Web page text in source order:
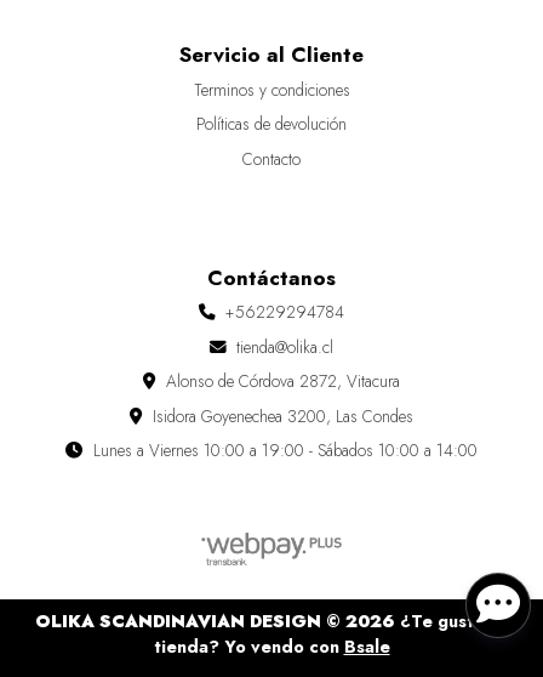
Servicio al Cliente
Terminos y condiciones
Políticas de devolución
Contacto
Contáctanos
+56229294784
tienda@olika.cl
Alonso de Córdova 2872, Vitacura
Isidora Goyenechea 3200, Las Condes
Lunes a Viernes 10:00 a 19:00 - Sábados 10:00 a 14:00
OLIKA SCANDINAVIAN DESIGN © 2026 ¿Te gusta mi
tienda? Yo vendo con Bsale